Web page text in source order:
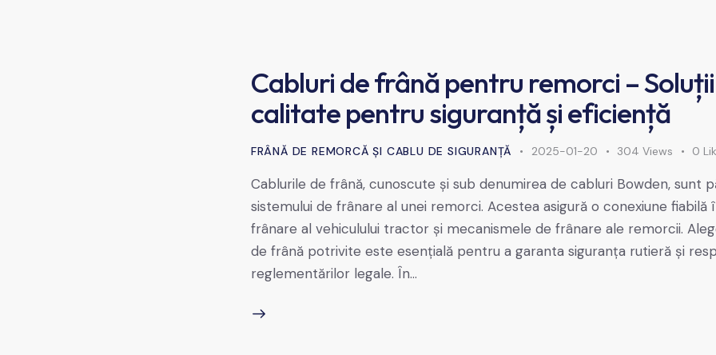
Cabluri de frână pentru remorci –
calitate pentru siguranță și eficiență
FRÂNĂ DE REMORCĂ ȘI CABLU DE SIGURANȚĂ 2025-01-20 304 Views 0
Cablurile de frână, cunoscute și sub denumirea de cabluri Bowden, sunt
sistemului de frânare al unei remorci. Acestea asigură o conexiune fiabilă
frânare al vehiculului tractor și mecanismele de frânare ale remorcii.
de frână potrivite este esențială pentru a garanta siguranța rutieră și
reglementărilor legale. În…